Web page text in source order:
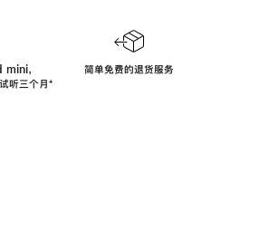
，
听三个月脚
⁺
简单免费的退货服务